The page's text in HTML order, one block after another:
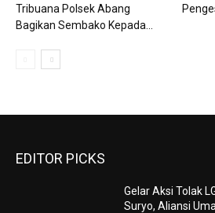
Tribuana Polsek Abang
Bagikan Sembako Kepada...
EDITOR PICKS
Gelar Aksi Tolak
Suryo, Aliansi